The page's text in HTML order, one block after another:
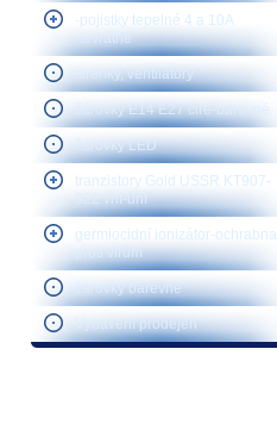
-pojistky tepelné 4 a 10A
nevratné
sirenky, ventilátory
žárovky E14 E27 čiré-barevné
žárovky LED
tranzistory Gold USSR KT907-
922 vhf-uhf
germiocidní ionizátor-ochrabna
proti virům
žárovky barevné
Vybavení prodejen